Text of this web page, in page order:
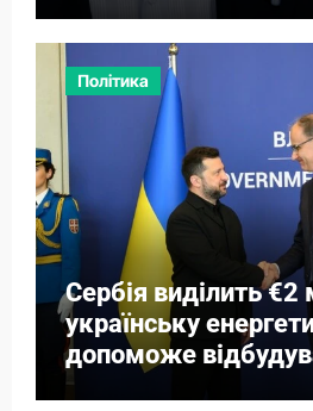
Політика
Сербія виділить €2
українську
допоможе
міст